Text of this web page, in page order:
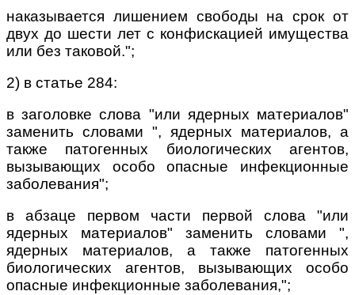
наказывается лишением свободы на срок от
двух до шести лет с конфискацией имущества
или без таковой.";
2) в статье 284:
в заголовке слова "или ядерных материалов"
заменить словами ", ядерных материалов, а
также патогенных биологических агентов,
вызывающих особо опасные инфекционные
заболевания";
в абзаце первом части первой слова "или
ядерных материалов" заменить словами ",
ядерных материалов, а также патогенных
биологических агентов, вызывающих особо
опасные инфекционные заболевания,";